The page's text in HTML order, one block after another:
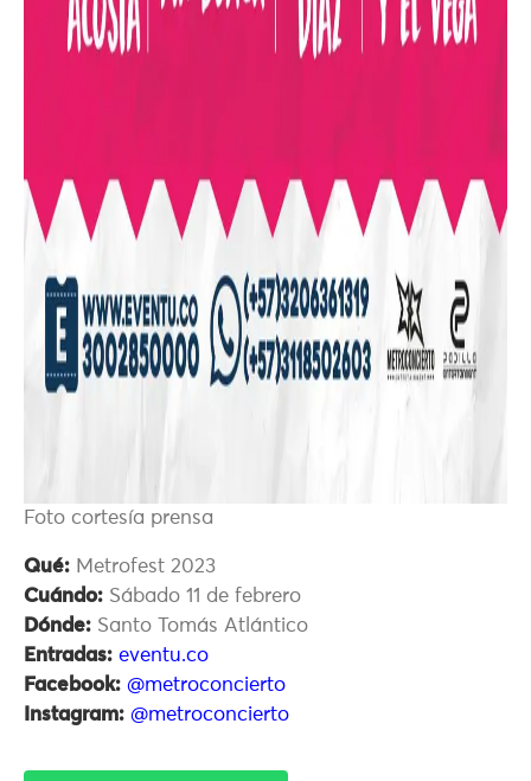
Foto cortesía prensa
Qué: Metrofest 2023
Cuándo: Sábado 11 de febrero
Dónde: Santo Tomás Atlántico
Entradas: eventu.co
Facebook: @metroconcierto
Instagram: @metroconcierto